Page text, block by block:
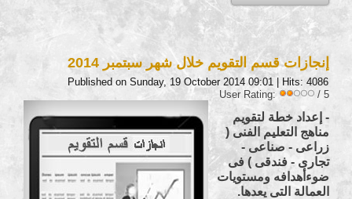
إنجازات قسم التقويم خلال شهر سبتمبر 2014
Published on Sunday, 19 October 2014 09:01
| Hits: 4086
User Rating:
/ 5
- إعداد خطة لتقويم
مناهج التعليم الفنى (
زراعى - صناعى -
تجارى - فندقى ) فى
ضوءأهدافه ومستويات
العمالة التى يعدها.